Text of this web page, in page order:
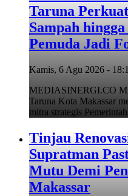
Taruna
Sampah
Pemuda Jadi
Kamis, 6 Agu 2026 -
MEDIASINERGI.CO
Taruna Kota Makassar
mitra strategis
Tinjau
Supratman
Mutu Demi
Makassar